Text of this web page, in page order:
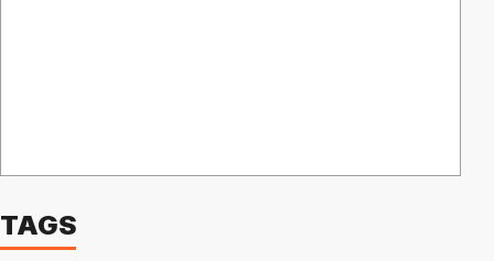
TAGS